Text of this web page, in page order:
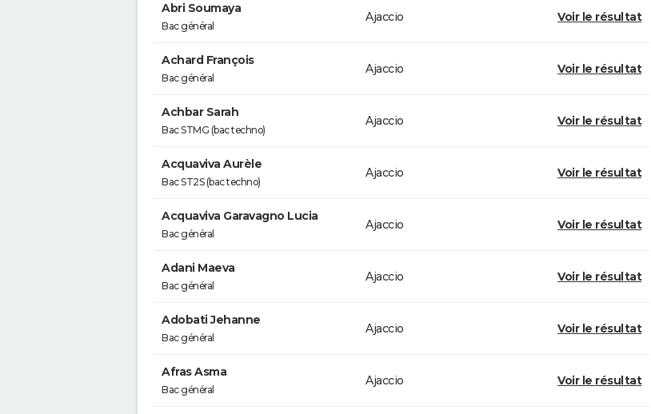
Abri Soumaya
Bac général
Ajaccio Voir le résultat
Achard François
Bac général
Ajaccio Voir le résultat
Achbar Sarah
Bac STMG (bac techno)
Ajaccio Voir le résultat
Acquaviva Aurèle
Bac ST2S (bac techno)
Ajaccio Voir le résultat
Acquaviva Garavagno Lucia
Bac général
Ajaccio Voir le résultat
Adani Maeva
Bac général
Ajaccio Voir le résultat
Adobati Jehanne
Bac général
Ajaccio Voir le résultat
Afras Asma
Bac général
Ajaccio Voir le résultat